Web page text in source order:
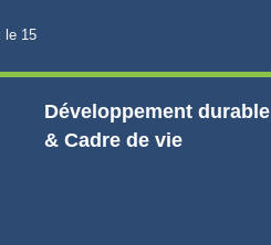
Développement durable
& Cadre de vie